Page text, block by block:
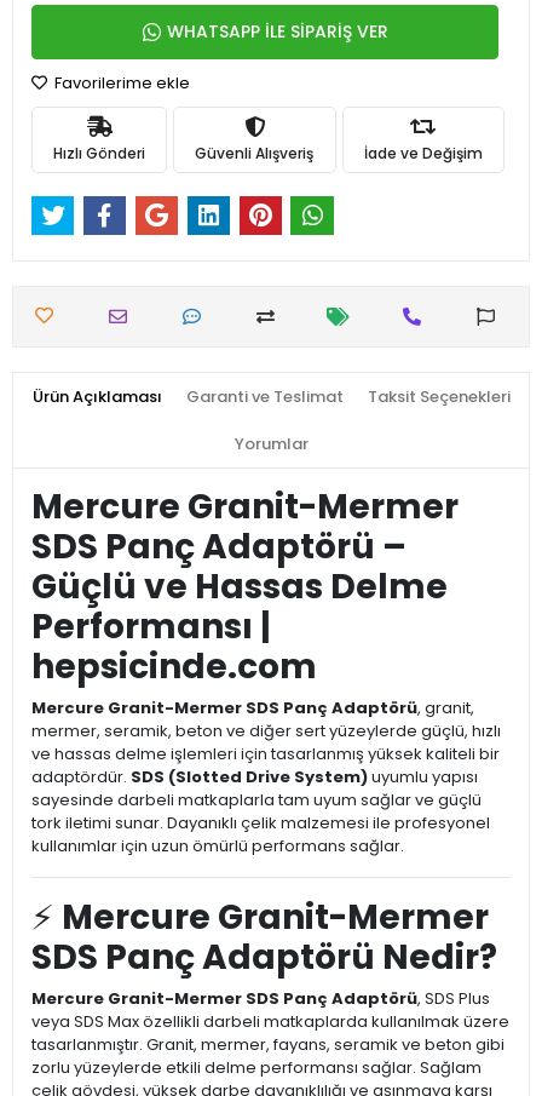
WHATSAPP İLE SİPARİŞ VER
Favorilerime ekle
Hızlı Gönderi Güvenli Alışveriş İade ve Değişim
Ürün Açıklaması Garanti ve Teslimat Taksit Seçenekleri
Yorumlar
Mercure Granit-Mermer
SDS Panç Adaptörü –
Güçlü ve Hassas Delme
Performansı |
hepsicinde.com
Mercure Granit-Mermer SDS Panç Adaptörü, granit,
mermer, seramik, beton ve diğer sert yüzeylerde güçlü, hızlı
ve hassas delme işlemleri için tasarlanmış yüksek kaliteli bir
adaptördür. SDS (Slotted Drive System)uyumlu yapısı
sayesinde darbeli matkaplarla tam uyum sağlar ve güçlü
tork iletimi sunar. Dayanıklı çelik malzemesi ile profesyonel
kullanımlar için uzun ömürlü performans sağlar.
⚡ Mercure Granit-Mermer
SDS Panç Adaptörü Nedir?
Mercure Granit-Mermer SDS Panç Adaptörü, SDS Plus
veya SDS Max özellikli darbeli matkaplarda kullanılmak üzere
tasarlanmıştır. Granit, mermer, fayans, seramik ve beton gibi
zorlu yüzeylerde etkili delme performansı sağlar. Sağlam
çelik gövdesi, yüksek darbe dayanıklılığı ve aşınmaya karşı